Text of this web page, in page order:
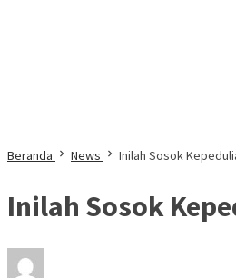
Beranda News Inilah Sosok
Inilah Sosok